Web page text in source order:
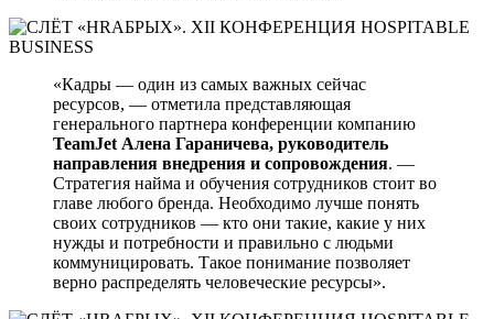
«Кадры — один из самых важных сейчас
ресурсов, — отметила представляющая
генерального партнера конференции компанию
TeamJet Алена Гараничева, руководитель
направления внедрения и сопровождения. —
Стратегия найма и обучения сотрудников стоит во
главе любого бренда. Необходимо лучше понять
своих сотрудников — кто они такие, какие у них
нужды и потребности и правильно с людьми
коммуницировать. Такое понимание позволяет
верно распределять человеческие ресурсы».